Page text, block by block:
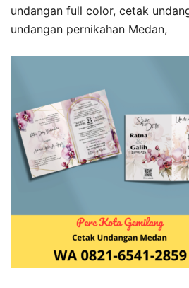
undangan full color, cetak
undangan pernikahan Medan,